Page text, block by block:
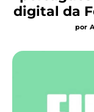
digital da
por